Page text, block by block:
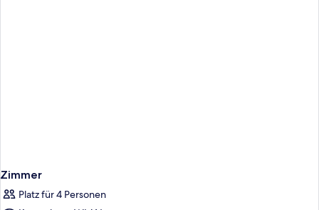
Zimmer
Platz für 4 Personen